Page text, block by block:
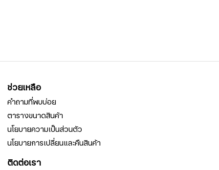
ช่วยเหลือ
คำถามที่พบบ่อย
ตารางขนาดสินค้า
นโยบายความเป็นส่วนตัว
นโยบายการเปลี่ยนและคืนสินค้า
ติดต่อเรา